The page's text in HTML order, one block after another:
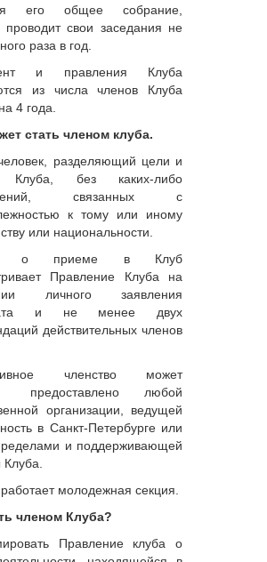
его общее собрание,
проводит свои заседания не
раза в год.
и правления Клуба
из числа членов Клуба
4 года.
стать членом клуба.
разделяющий цели и
Клуба, без каких-либо
связанных с
к тому или иному
или национальности.
о приеме в Клуб
Правление Клуба на
личного заявления
и не менее двух
действительных членов
членство может
предоставлено любой
организации, ведущей
в Санкт-Петербурге или
и поддерживающей
молодежная секция.
членом Клуба?
Правление клуба о